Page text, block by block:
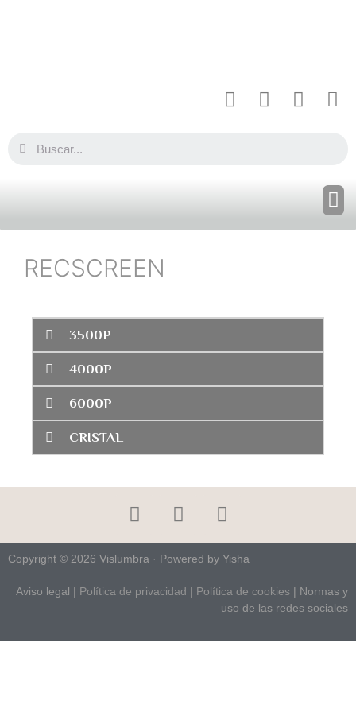
RECSCREEN
3500P
4000P
6000P
CRISTAL
Copyright © 2026 Vislumbra · Powered by Yisha
Aviso legal | Política de privacidad | Política de cookies | Normas y
uso de las redes sociales